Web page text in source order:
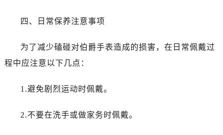
四、日常保养注意事项
为了减少磕碰对伯爵手表造成的损害，在日常佩戴过
程中应注意以下几点：
1.避免剧烈运动时佩戴。
2.不要在洗手或做家务时佩戴。